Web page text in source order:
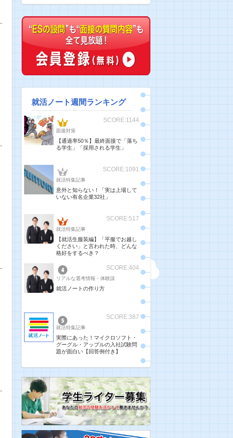
就活ノート週間ランキング
SCORE:1144
面接対策
【通過率50％】最終面接で「落ち
る学生」「採用される学生」
SCORE:1091
就活特集記事
意外と知らない！「実は上場して
いない有名企業32社」
SCORE:517
就活特集記事
【就活生服装編】「平服でお越し
ください」と言われた時、どんな
格好をするべき？
SCORE:404
リアルな選考情報・体験談
就活ノートの作り方
SCORE:387
就活特集記事
実際にあった！マイクロソフト・
グーグル・アップルの入社試験問
題が面白い【回答例付き】